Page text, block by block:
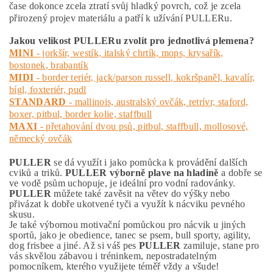
čase dokonce zcela ztratí svůj hladký povrch, což je zcela
přirozený projev materiálu a patří k užívání PULLERu.
Jakou velikost PULLERu zvolit pro jednotlivá plemena?
MINI - jorkšír, westík, italský chrtík, mops, krysařík,
bostonek, brabantík
MIDI - border teriér, jack/parson russell, kokršpaněl, kavalír,
bígl, foxteriér, pudl
STANDARD - mallinois, australský ovčák, retrívr, staford,
boxer, pitbul, border kolie, staffbull
MAXI - přetahování dvou psů, pitbul, staffbull, mollosové,
německý ovčák
PULLER se dá využít i jako pomůcka k provádění dalších
cviků a triků. PULLER výborně plave na hladině a dobře se
ve vodě psům uchopuje, je ideální pro vodní radovánky.
PULLER můžete také zavěsit na větev do výšky nebo
přivázat k dobře ukotvené tyči a využít k nácviku pevného
skusu.
Je také výbornou motivační pomůckou pro nácvik u jiných
sportů, jako je obedience, tanec se psem, bull sporty, agility,
dog frisbee a jiné. Až si váš pes PULLER zamiluje, stane pro
vás skvělou zábavou i tréninkem, nepostradatelným
pomocníkem, kterého využijete téměř vždy a všude!